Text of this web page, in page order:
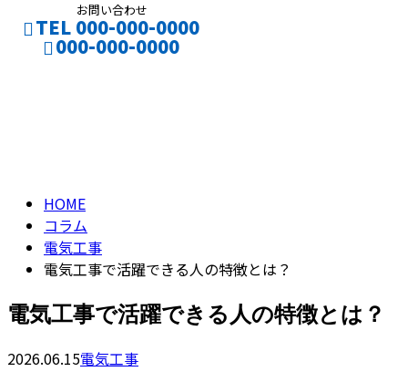
お問い合わせ
TEL 000-000-0000
000-000-0000
HOME
コラム
電気工事
電気工事で活躍できる人の特徴とは？
電気工事で活躍できる人の特徴とは？
2026.06.15電気工事